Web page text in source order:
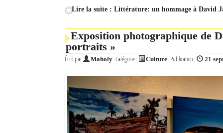
Connexion
Identifiant oublié ?
Lire la suite : Littérature: un hommage à David
Exposition photographique de
portraits »
Écrit par Maholy Catégorie : Culture Publication : 21